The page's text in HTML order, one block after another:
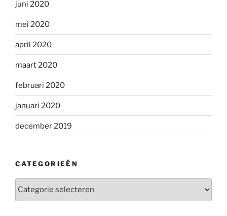
juni 2020
mei 2020
april 2020
maart 2020
februari 2020
januari 2020
december 2019
CATEGORIEËN
Categorieën